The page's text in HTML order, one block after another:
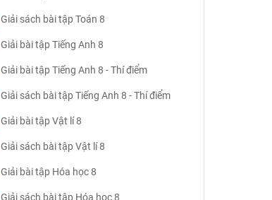
Giải sách bài tập Toán 8
Giải bài tập Tiếng Anh 8
Giải bài tập Tiếng Anh 8 - Thí điểm
Giải sách bài tập Tiếng Anh 8 - Thí điểm
Giải bài tập Vật lí 8
Giải sách bài tập Vật lí 8
Giải bài tập Hóa học 8
Giải sách bài tập Hóa học 8